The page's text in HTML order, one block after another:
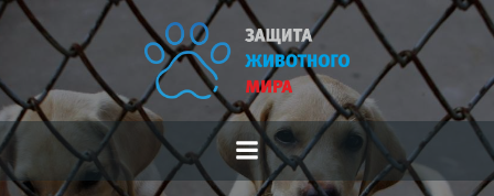
Перейти
к
содержимому